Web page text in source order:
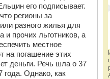
его подписывает.
регионы за
разного жилья для
прочих льготников, а
местное
на погашение этих
деньги. Речь шла о 37
года. Однако, как